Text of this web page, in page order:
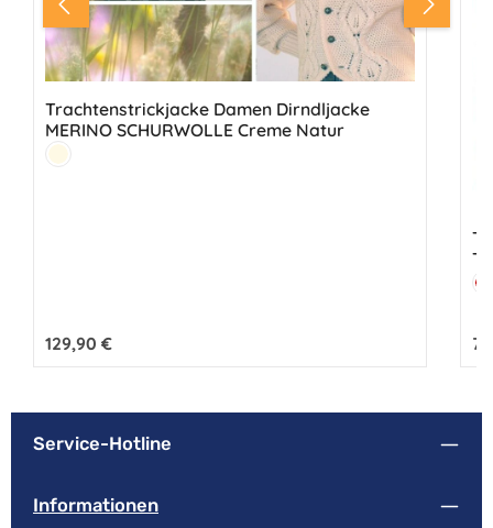
Trachtenstrickjacke Damen Dirndljacke
MERINO SCHURWOLLE Creme Natur
Farbe:
Creme
Regulärer Preis:
129,90 €
Service-Hotline
Informationen